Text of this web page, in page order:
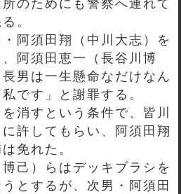
のためにも警察へ連れて
。
阿須田翔（中川大志）を
阿須田恵一（長谷川博
男は一生懸命なだけなん
です」と謝罪する。
消すという条件で、皆川
許してもらい、阿須田翔
免れた。
己）らはデッキブラシを
とするが、次男・阿須田